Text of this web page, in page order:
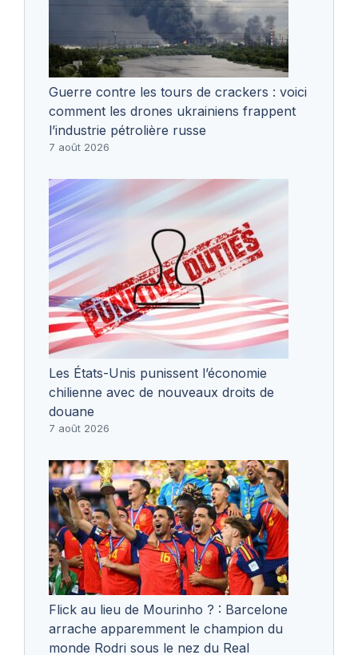
Guerre contre les tours de crackers : voici
comment les drones ukrainiens frappent
l’industrie pétrolière russe
7 août 2026
Les États-Unis punissent l’économie
chilienne avec de nouveaux droits de
douane
7 août 2026
Flick au lieu de Mourinho ? : Barcelone
arrache apparemment le champion du
monde Rodri sous le nez du Real